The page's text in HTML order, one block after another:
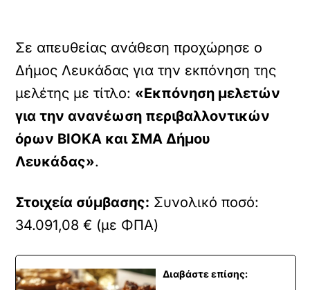
Σε απευθείας ανάθεση προχώρησε ο
Δήμος Λευκάδας για την εκπόνηση της
μελέτης με τίτλο: «Εκπόνηση μελετών
για την ανανέωση περιβαλλοντικών
όρων ΒΙΟΚΑ και ΣΜΑ Δήμου
Λευκάδας».
Στοιχεία σύμβασης: Συνολικό ποσό:
34.091,08 € (με ΦΠΑ)
Διαβάστε επίσης: